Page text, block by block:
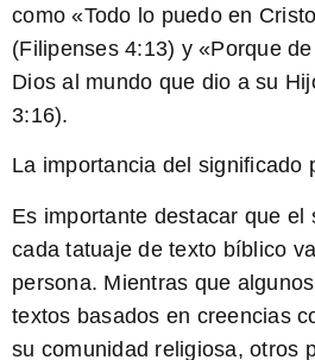
como «Todo lo puedo en
(Filipenses 4:13) y «Porque
Dios al mundo que dio a su
3:16).
La importancia del significado
Es importante destacar que el
cada tatuaje de texto bíblico
persona. Mientras que
textos basados en creencias
su comunidad religiosa, otros